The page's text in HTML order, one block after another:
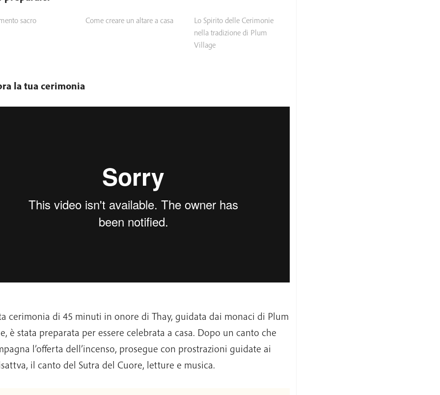
sacro Come creare un altare a casa
Lo Spirito delle Cerimonie
nella tradizione di Plum
Village
la tua cerimonia
cerimonia di 45 minuti in onore di Thay, guidata dai monaci di Plum
è stata preparata per essere celebrata a casa. Dopo un canto che
l’offerta dell’incenso, prosegue con prostrazioni guidate ai
il canto del Sutra del Cuore, letture e musica.